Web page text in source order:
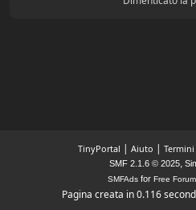
TinyPortal | Aiuto |
SMF 2.1.6 © 2025,
SMFAdsfor Free
Pagina creata in 0.116